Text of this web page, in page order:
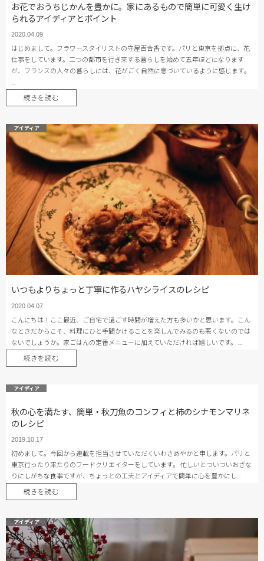
お花でおうちじかんを豊かに。家にあるもので簡単に可愛く生け
られるアイディアとポイント
2020.04.09
はじめまして。フラワースタイリストの守屋百合香です。パリと東京を拠点に、花
仕事をしています。二つの都市を行き来する暮らしを始めて五年ほどになります
が、フランスの人々の暮らしには、花がごく自然に息づいているように感じます。
…
続きを読む
アイディア
いつもよりちょっと丁寧に作るハヤシライスのレシピ
2020.04.07
こんにちは！ここ最近、ご自宅で過ごす時間が増えた方も多いかと思います。こん
なときだからこそ、料理にひと手間かけることを楽しんでみるのも悪くないのでは
ないでしょうか。家ごはんの定番メニューに加えていただければ嬉しいです。 …
続きを読む
アイディア
秋の心を満たす、簡単・秋刀魚のコンフィと柿のシナモンマリネ
のレシピ
2019.10.17
初めまして。今回から連載を担当させていただくいわさあやかと申します。パリと
東京行ったり来たりのフードクリエイターをしています。 忙しいとついついおざな
りにしがちな食事ですが、ちょっとの工夫とアイディアで簡単に心を豊かにし…
続きを読む
アイディア